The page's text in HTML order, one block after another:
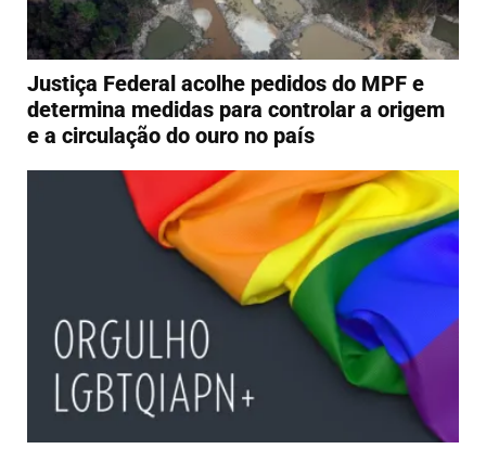
Justiça Federal acolhe pedidos do MPF e
determina medidas para controlar a origem
e a circulação do ouro no país